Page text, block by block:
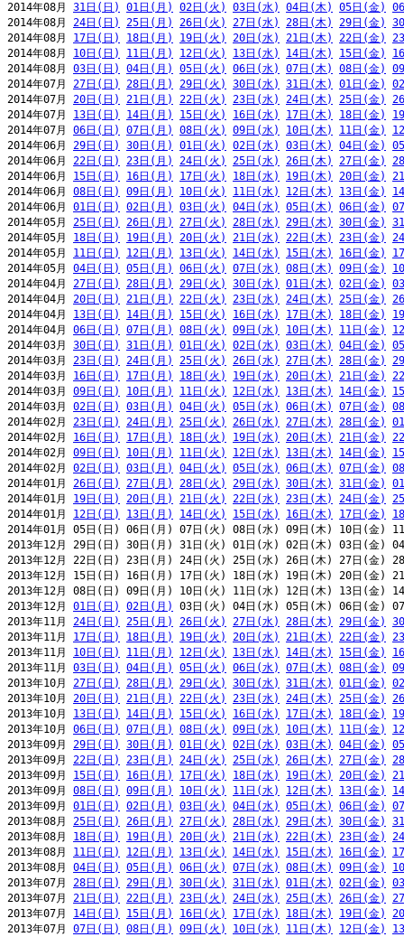
2014年08月 31日(日) 01日(月) 02日(火) 03日(水) 04日(木) 05日(金)
2014年08月 24日(日) 25日(月) 26日(火) 27日(水) 28日(木) 29日(金)
2014年08月 17日(日) 18日(月) 19日(火) 20日(水) 21日(木) 22日(金)
2014年08月 10日(日) 11日(月) 12日(火) 13日(水) 14日(木) 15日(金)
2014年08月 03日(日) 04日(月) 05日(火) 06日(水) 07日(木) 08日(金)
2014年07月 27日(日) 28日(月) 29日(火) 30日(水) 31日(木) 01日(金)
2014年07月 20日(日) 21日(月) 22日(火) 23日(水) 24日(木) 25日(金)
2014年07月 13日(日) 14日(月) 15日(火) 16日(水) 17日(木) 18日(金)
2014年07月 06日(日) 07日(月) 08日(火) 09日(水) 10日(木) 11日(金)
2014年06月 29日(日) 30日(月) 01日(火) 02日(水) 03日(木) 04日(金)
2014年06月 22日(日) 23日(月) 24日(火) 25日(水) 26日(木) 27日(金)
2014年06月 15日(日) 16日(月) 17日(火) 18日(水) 19日(木) 20日(金)
2014年06月 08日(日) 09日(月) 10日(火) 11日(水) 12日(木) 13日(金)
2014年06月 01日(日) 02日(月) 03日(火) 04日(水) 05日(木) 06日(金)
2014年05月 25日(日) 26日(月) 27日(火) 28日(水) 29日(木) 30日(金)
2014年05月 18日(日) 19日(月) 20日(火) 21日(水) 22日(木) 23日(金)
2014年05月 11日(日) 12日(月) 13日(火) 14日(水) 15日(木) 16日(金)
2014年05月 04日(日) 05日(月) 06日(火) 07日(水) 08日(木) 09日(金)
2014年04月 27日(日) 28日(月) 29日(火) 30日(水) 01日(木) 02日(金)
2014年04月 20日(日) 21日(月) 22日(火) 23日(水) 24日(木) 25日(金)
2014年04月 13日(日) 14日(月) 15日(火) 16日(水) 17日(木) 18日(金)
2014年04月 06日(日) 07日(月) 08日(火) 09日(水) 10日(木) 11日(金)
2014年03月 30日(日) 31日(月) 01日(火) 02日(水) 03日(木) 04日(金)
2014年03月 23日(日) 24日(月) 25日(火) 26日(水) 27日(木) 28日(金)
2014年03月 16日(日) 17日(月) 18日(火) 19日(水) 20日(木) 21日(金)
2014年03月 09日(日) 10日(月) 11日(火) 12日(水) 13日(木) 14日(金)
2014年03月 02日(日) 03日(月) 04日(火) 05日(水) 06日(木) 07日(金)
2014年02月 23日(日) 24日(月) 25日(火) 26日(水) 27日(木) 28日(金)
2014年02月 16日(日) 17日(月) 18日(火) 19日(水) 20日(木) 21日(金)
2014年02月 09日(日) 10日(月) 11日(火) 12日(水) 13日(木) 14日(金)
2014年02月 02日(日) 03日(月) 04日(火) 05日(水) 06日(木) 07日(金)
2014年01月 26日(日) 27日(月) 28日(火) 29日(水) 30日(木) 31日(金)
2014年01月 19日(日) 20日(月) 21日(火) 22日(水) 23日(木) 24日(金)
2014年01月 12日(日) 13日(月) 14日(火) 15日(水) 16日(木) 17日(金)
2014年01月 05日(日) 06日(月) 07日(火) 08日(水) 09日(木) 10日(金)
2013年12月 29日(日) 30日(月) 31日(火) 01日(水) 02日(木) 03日(金)
2013年12月 22日(日) 23日(月) 24日(火) 25日(水) 26日(木) 27日(金)
2013年12月 15日(日) 16日(月) 17日(火) 18日(水) 19日(木) 20日(金)
2013年12月 08日(日) 09日(月) 10日(火) 11日(水) 12日(木) 13日(金)
2013年12月 01日(日) 02日(月)
03日(火) 04日(水) 05日(木) 06日(金)
2013年11月 24日(日) 25日(月) 26日(火) 27日(水) 28日(木) 29日(金)
2013年11月 17日(日) 18日(月) 19日(火) 20日(水) 21日(木) 22日(金)
2013年11月 10日(日) 11日(月) 12日(火) 13日(水) 14日(木) 15日(金)
2013年11月 03日(日) 04日(月) 05日(火) 06日(水) 07日(木) 08日(金)
2013年10月 27日(日) 28日(月) 29日(火) 30日(水) 31日(木) 01日(金)
2013年10月 20日(日) 21日(月) 22日(火) 23日(水) 24日(木) 25日(金)
2013年10月 13日(日) 14日(月) 15日(火) 16日(水) 17日(木) 18日(金)
2013年10月 06日(日) 07日(月) 08日(火) 09日(水) 10日(木) 11日(金)
2013年09月 29日(日) 30日(月) 01日(火) 02日(水) 03日(木) 04日(金)
2013年09月 22日(日) 23日(月) 24日(火) 25日(水) 26日(木) 27日(金)
2013年09月 15日(日) 16日(月) 17日(火) 18日(水) 19日(木) 20日(金)
2013年09月 08日(日) 09日(月) 10日(火) 11日(水) 12日(木) 13日(金)
2013年09月 01日(日) 02日(月) 03日(火) 04日(水) 05日(木) 06日(金)
2013年08月 25日(日) 26日(月) 27日(火) 28日(水) 29日(木) 30日(金)
2013年08月 18日(日) 19日(月) 20日(火) 21日(水) 22日(木) 23日(金)
2013年08月 11日(日) 12日(月) 13日(火) 14日(水) 15日(木) 16日(金)
2013年08月 04日(日) 05日(月) 06日(火) 07日(水) 08日(木) 09日(金)
2013年07月 28日(日) 29日(月) 30日(火) 31日(水) 01日(木) 02日(金)
2013年07月 21日(日) 22日(月) 23日(火) 24日(水) 25日(木) 26日(金)
2013年07月 14日(日) 15日(月) 16日(火) 17日(水) 18日(木) 19日(金)
2013年07月 07日(日) 08日(月) 09日(火) 10日(水) 11日(木) 12日(金)